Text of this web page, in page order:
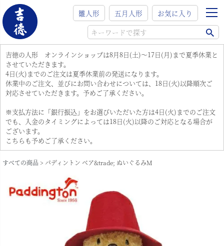
雛人形 五月人形 お気に入り
吉徳の人形 オンラインショップは8月8日(土)～17日(月)まで夏季休業と
させていただきます。
4日(火)までのご注文は夏季休業前の発送になります。
休業中のご注文、並びにお問い合わせについては、18日(火)以降順次ご
対応させていただきます。予めご了承ください。
※支払方法に「銀行振込」をお選びいただいた方は4日(火)までのご注文
でも、入金のタイミングによっては18日(火)以降のご対応となる場合が
ございます。
こちらも予めご了承ください。
すべての商品 パディントン ベア&trade; ぬいぐるみM